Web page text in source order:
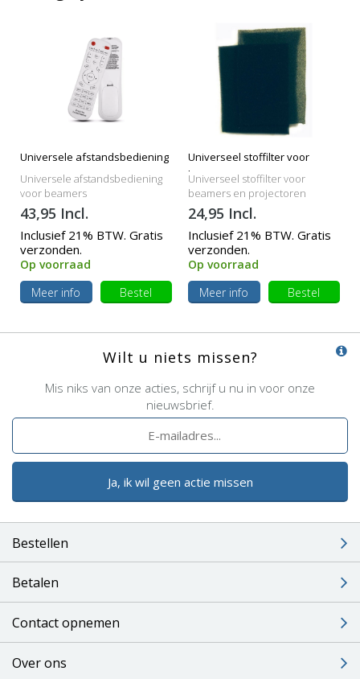
Universele afstandsbediening
Universele afstandsbediening
voor beamers
43,95 Incl.
Inclusief 21% BTW. Gratis
verzonden.
Op voorraad
Meer info
Bestel
Universeel stoffilter voor
beamers
Universeel stoffilter voor
beamers en projectoren
24,95 Incl.
Inclusief 21% BTW. Gratis
verzonden.
Op voorraad
Meer info
Bestel
Wilt u niets missen?
Mis niks van onze acties, schrijf u nu in voor onze
nieuwsbrief.
Ja, ik wil geen actie missen
Bestellen
Betalen
Contact opnemen
Over ons